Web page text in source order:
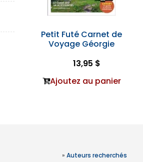
Petit Futé Carnet de
Voyage Géorgie
13,95 $
Ajoutez au panier
» Auteurs recherchés